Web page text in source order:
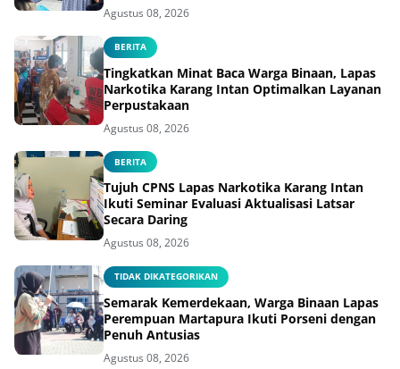
Agustus 08, 2026
BERITA
Tingkatkan Minat Baca Warga Binaan, Lapas
Narkotika Karang Intan Optimalkan Layanan
Perpustakaan
Agustus 08, 2026
BERITA
Tujuh CPNS Lapas Narkotika Karang Intan
Ikuti Seminar Evaluasi Aktualisasi Latsar
Secara Daring
Agustus 08, 2026
TIDAK DIKATEGORIKAN
Semarak Kemerdekaan, Warga Binaan Lapas
Perempuan Martapura Ikuti Porseni dengan
Penuh Antusias
Agustus 08, 2026